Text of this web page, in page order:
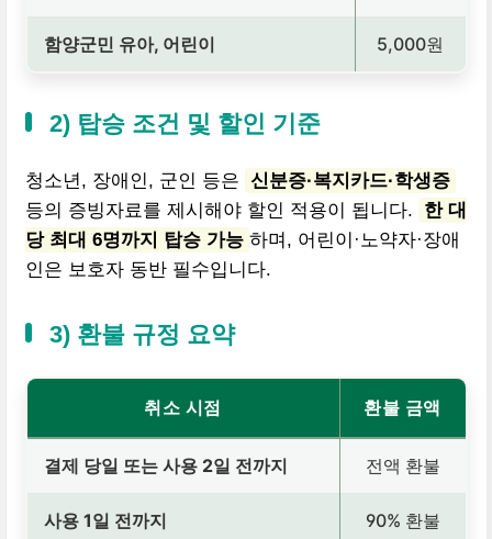
함양군민 유아, 어린이 5,000원
2) 탑승 조건 및 할인 기준
청소년, 장애인, 군인 등은 신분증·복지카드·학생증
등의 증빙자료를 제시해야 할인 적용이 됩니다.
한 대
당 최대 6명까지 탑승 가능 하며, 어린이·노약자·장애
인은 보호자 동반 필수입니다.
3) 환불 규정 요약
취소 시점 환불 금액
결제 당일 또는 사용 2일 전까지 전액 환불
사용 1일 전까지 90% 환불